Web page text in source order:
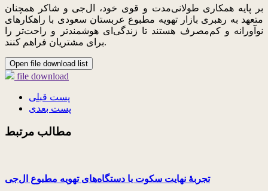
بر پایه همکاری طولانی‌مدت و قوی خود، ال‌جی و شاکر همچنان
متعهد به رهبری بازار تهویه مطبوع عربستان سعودی با راهکارهای
نوآورانه و کم‌مصرف هستند تا زندگی‌ای هوشمندتر و راحت‌تر را
برای مشتریان فراهم کنند.
Open file download list
file download
پست قبلی
پست بعدی
مطالب مرتبط
تجربۀ نهایت سکوت با دستگاه‌های تهویه مطبوع ال‌جی